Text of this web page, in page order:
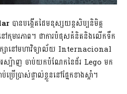
​បាន​បង្កើត​ដៃ​មនុស្សយន្ត​សិប្បនិមិត្ត ​
ៅ​កុមារភាព។ ជា​ការ​បំផុស​គំនិត​និង​លើកទឹក
ក្សា​នៅ​មហាវិទ្យាល័យ Internacional
ស្ប៉ាញ ​ចាប់​យក​បំណែក​នៃ​ជ័រ Lego ​មក​
ើប្រាស់​ផ្ទាល់​ខ្លួន​នៅ​ផ្នែក​ខាង​ស្តាំ។